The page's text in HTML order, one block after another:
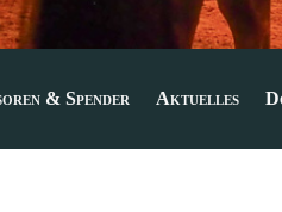
& Spender Aktuelles